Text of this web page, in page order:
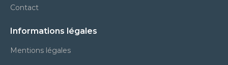
Contact
Informations légales
Mentions légales